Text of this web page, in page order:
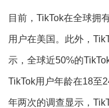
目前，TikTok在全球拥
用户在美国。此外，
示，全球近50%的
TikTok用户年龄在18至
年两次的调查显示，